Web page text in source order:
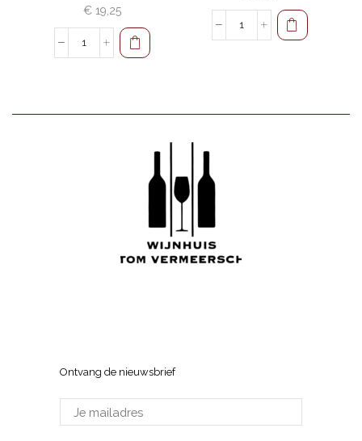
€ 19,25
Stellenrust
aantal
Stellenrust
Ontvang de nieuwsbrief